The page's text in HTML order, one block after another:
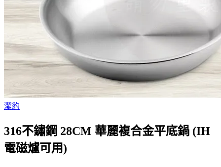
潔豹
316不鏽鋼 28CM 華麗複合金平底鍋 (IH
電磁爐可用)